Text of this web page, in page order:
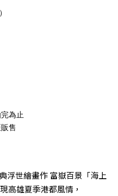
為止
售
浮世繪畫作 富嶽百景「海上
高雄夏季港都風情，